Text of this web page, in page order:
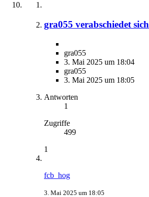
gra055 verabschiedet sich
gra055
3. Mai 2025 um 18:04
gra055
3. Mai 2025 um 18:05
Antworten
1
Zugriffe
499
1
fcb_hog
3. Mai 2025 um 18:05